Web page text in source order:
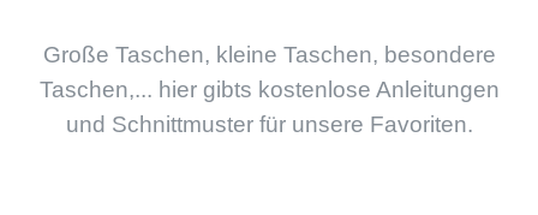
Große Taschen, kleine Taschen, besondere
Taschen,... hier gibts kostenlose Anleitungen
und Schnittmuster für unsere Favoriten.